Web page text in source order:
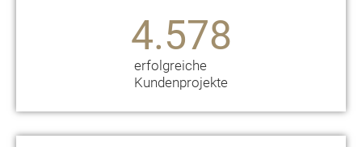
erfolgreiche
Kundenprojekte
4.578